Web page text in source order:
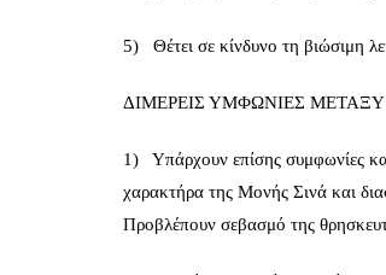
5) Θέτει σε κίνδυνο τη βιώσιμη
ΔΙΜΕΡΕΙΣ ΥΜΦΩΝΙΕΣ
1) Υπάρχουν επίσης συμφωνίες
χαρακτήρα της Μονής Σινά και
Προβλέπουν σεβασμό της